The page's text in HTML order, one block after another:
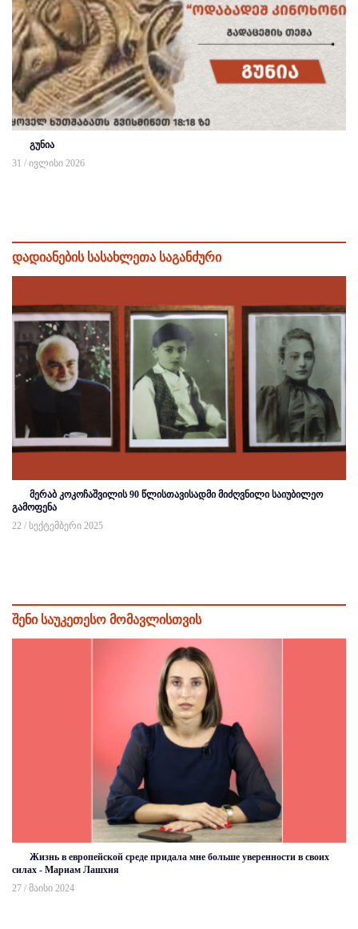
გუნია
31 / ივლისი 2026
დადიანების სასახლეთა საგანძური
მერაბ კოკოჩაშვილის 90 წლისთავისადმი მიძღვნილი საიუბილეო
გამოფენა
22 / სექტემბერი 2025
შენი საუკეთესო მომავლისთვის
Жизнь в европейской среде придала мне больше уверенности в своих
силах - Мариам Лашхия
27 / მაისი 2024